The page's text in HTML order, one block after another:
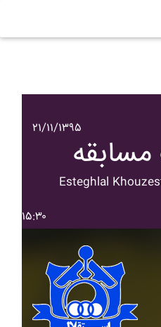
۲۱/۱۱/۱۳۹۵
Esteghlal
۱۵:۳۰